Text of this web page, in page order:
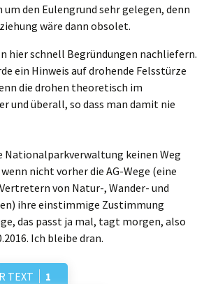
um den Eulengrund sehr gelegen, denn
wäre dann obsolet.
hier schnell Begründungen nachliefern.
ein Hinweis auf drohende Felsstürze
die drohen theoretisch im
und überall, so dass man damit nie
Nationalparkverwaltung keinen Weg
nicht vorher die AG-Wege (eine
von Natur-, Wander- und
ihre einstimmige Zustimmung
das passt ja mal, tagt morgen, also
Ich bleibe dran.
TEXT
1